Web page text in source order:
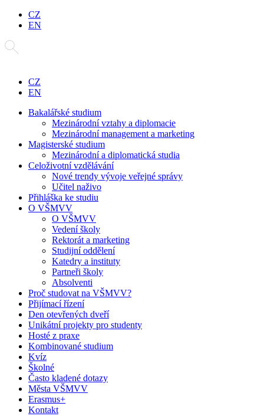
CZ
EN
CZ
EN
Bakalářské studium
Mezinárodní vztahy a diplomacie
Mezinárodní management a marketing
Magisterské studium
Mezinárodní a diplomatická studia
Celoživotní vzdělávání
Nové trendy vývoje veřejné správy
Učitel naživo
Přihláška ke studiu
O VŠMVV
O VŠMVV
Vedení školy
Rektorát a marketing
Studijní oddělení
Katedry a instituty
Partneři školy
Absolventi
Proč studovat na VŠMVV?
Přijímací řízení
Den otevřených dveří
Unikátní projekty pro studenty
Hosté z praxe
Kombinované studium
Kvíz
Školné
Často kladené dotazy
Města VŠMVV
Erasmus+
Kontakt